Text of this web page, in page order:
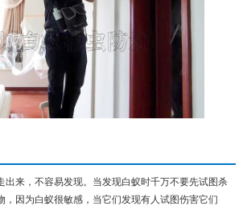
出来，不容易发现。当发现白蚁时千万不要先试图杀
，因为白蚁很敏感，当它们发现有人试图伤害它们